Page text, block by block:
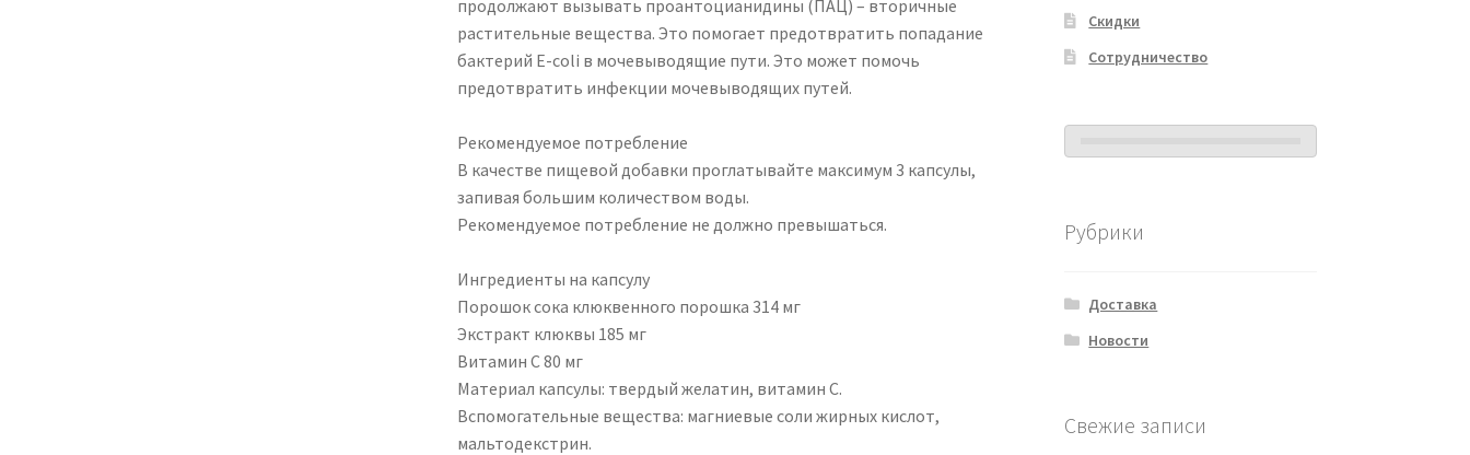
продолжают вызывать проантоцианидины (ПАЦ) – вторичные
растительные вещества. Это помогает предотвратить попадание
бактерий E-coli в мочевыводящие пути. Это может помочь
предотвратить инфекции мочевыводящих путей.
Рекомендуемое потребление
В качестве пищевой добавки проглатывайте максимум 3 капсулы,
запивая большим количеством воды.
Рекомендуемое потребление не должно превышаться.
Ингредиенты на капсулу
Порошок сока клюквенного порошка 314 мг
Экстракт клюквы 185 мг
Витамин С 80 мг
Материал капсулы: твердый желатин, витамин С.
Вспомогательные вещества: магниевые соли жирных кислот,
мальтодекстрин.
Скидки
Сотрудничество
Рубрики
Доставка
Новости
Свежие записи